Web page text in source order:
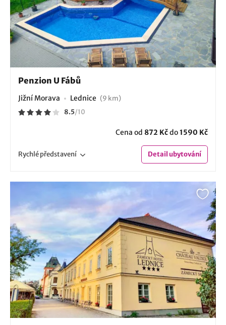
Penzion U Fábů
Jižní Morava Lednice (9 km)
8.5/10
Cena od 872 Kčdo1590 Kč
Rychlépředstavení Detailubytování